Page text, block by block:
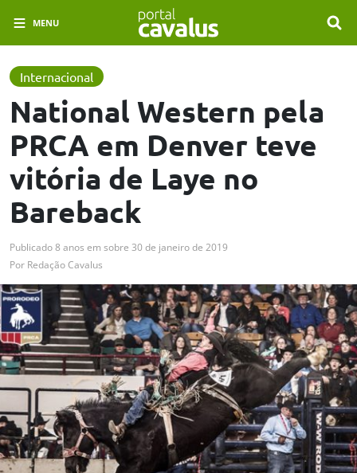
MENU
Internacional
National Western pela
PRCA em Denver teve
vitória de Laye no
Bareback
Publicado8 anos em sobre 30 de janeiro de 2019
Por Redação Cavalus